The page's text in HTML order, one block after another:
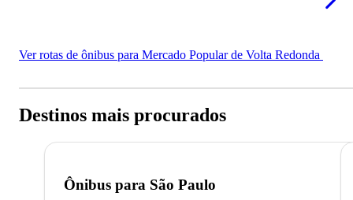
Ver rotas de ônibus para Mercado Popular de Volta Redonda
Destinos mais procurados
Ônibus para São Paulo